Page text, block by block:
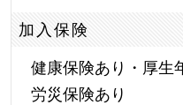
加入保険
健康保険あり・厚生
労災保険あり